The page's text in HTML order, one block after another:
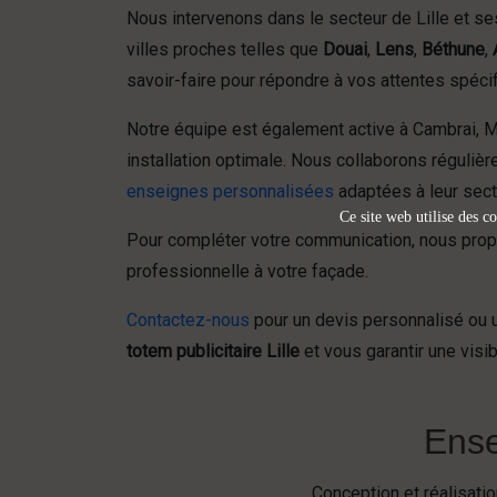
Nous intervenons dans le secteur de Lille et
villes proches telles que Douai, Lens, Béthune,
savoir-faire pour répondre à vos attentes
Notre équipe est également active à Cambrai,
installation optimale. Nous collaborons
enseignes personnalisées adaptées à leur
Pour compléter votre communication, nous
professionnelle à votre façade.
Contactez-nous pour un devis personnalisé ou
totem publicitaire Lille et vous garantir une
Ce site web utilise des